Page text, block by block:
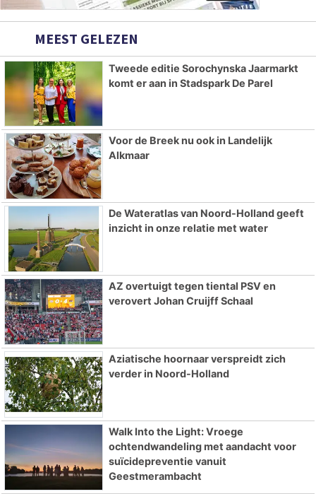
MEEST GELEZEN
Tweede editie Sorochynska Jaarmarkt
komt er aan in Stadspark De Parel
Voor de Breek nu ook in Landelijk
Alkmaar
De Wateratlas van Noord-Holland geeft
inzicht in onze relatie met water
AZ overtuigt tegen tiental PSV en
verovert Johan Cruijff Schaal
Aziatische hoornaar verspreidt zich
verder in Noord-Holland
Walk Into the Light: Vroege
ochtendwandeling met aandacht voor
suïcidepreventie vanuit
Geestmerambacht